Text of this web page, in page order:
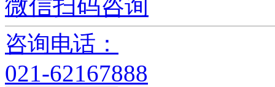
微信扫码咨询
咨询电话：
021-62167888